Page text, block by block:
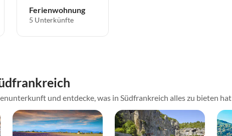
Ferienwohnung
5 Unterkünfte
und entdecke, was in Südfrankreich alles zu bieten hat